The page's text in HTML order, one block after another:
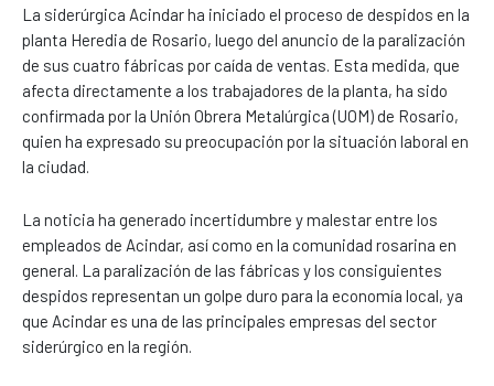
La siderúrgica Acindar ha iniciado el proceso de despidos en la
planta Heredia de Rosario, luego del anuncio de la paralización
de sus cuatro fábricas por caída de ventas. Esta medida, que
afecta directamente a los trabajadores de la planta, ha sido
confirmada por la Unión Obrera Metalúrgica (UOM) de Rosario,
quien ha expresado su preocupación por la situación laboral en
la ciudad.
La noticia ha generado incertidumbre y malestar entre los
empleados de Acindar, así como en la comunidad rosarina en
general. La paralización de las fábricas y los consiguientes
despidos representan un golpe duro para la economía local, ya
que Acindar es una de las principales empresas del sector
siderúrgico en la región.